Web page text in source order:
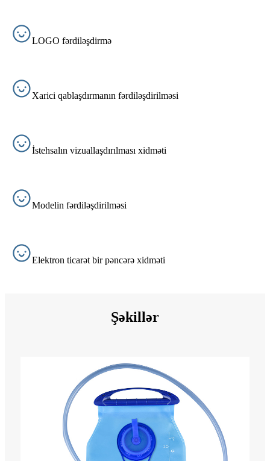
LOGO fərdiləşdirmə
Xarici qablaşdırmanın fərdiləşdirilməsi
İstehsalın vizuallaşdırılması xidməti
Modelin fərdiləşdirilməsi
Elektron ticarət bir pəncərə xidməti
Şəkillər